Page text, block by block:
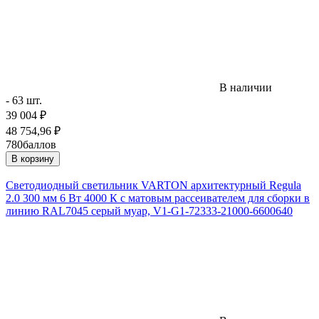
В наличии
- 63 шт.
39 004 ₽
48 754,96 ₽
780баллов
В корзину
Светодиодный светильник VARTON архитектурный Regula
2.0 300 мм 6 Вт 4000 К с матовым рассеивателем для сборки в
линию RAL7045 серый муар, V1-G1-72333-21000-6600640